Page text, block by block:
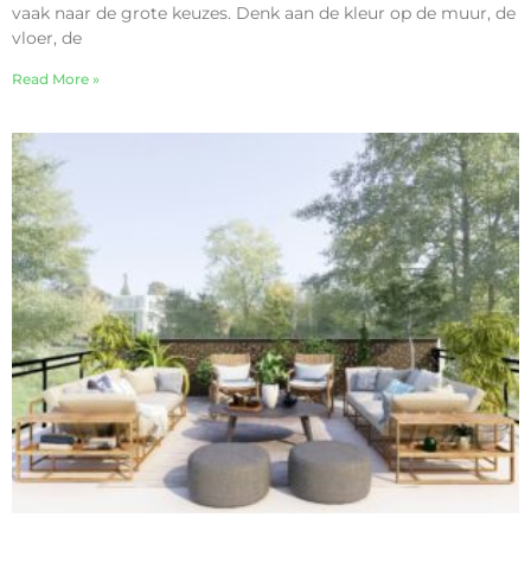
vaak naar de grote keuzes. Denk aan de kleur op de muur, de
vloer, de
Read More »